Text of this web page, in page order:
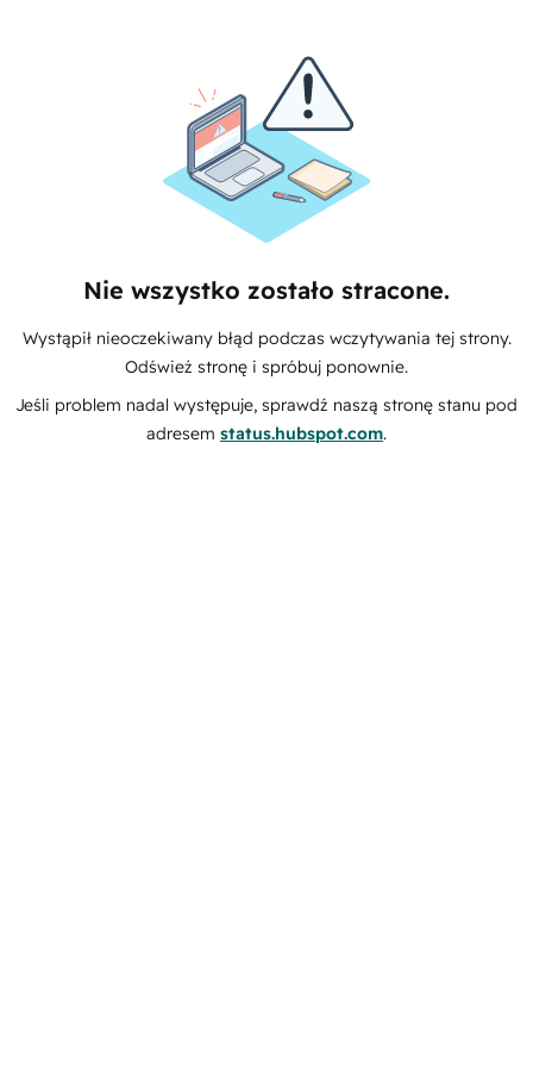
Nie wszystko zostało stracone.
Wystąpił nieoczekiwany błąd podczas wczytywania tej strony.
Odśwież stronę i spróbuj ponownie.
Jeśli problem nadal występuje, sprawdź naszą stronę stanu pod
adresem status.hubspot.com.